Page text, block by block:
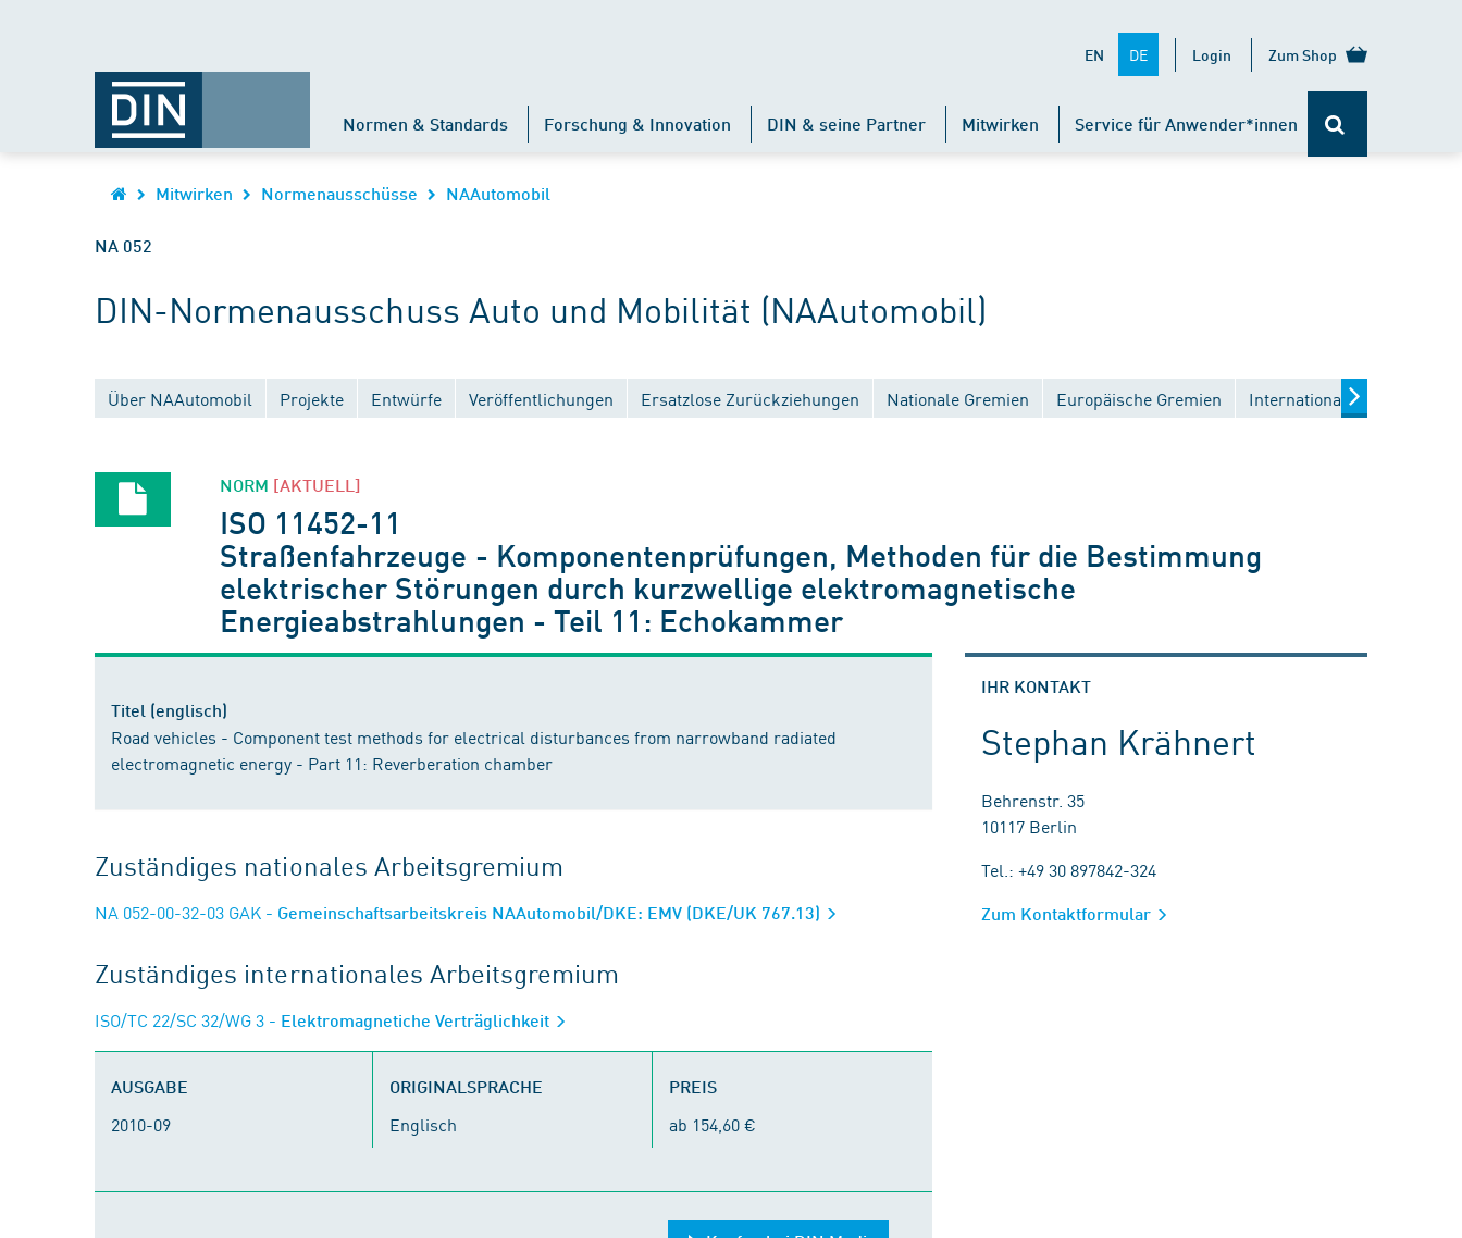
EN DE Login Zum Shop
Normen & Standards Forschung & Innovation DIN & seine Partner Mitwirken Service für Anwender*innen
Mitwirken Normenausschüsse NAAutomobil
NA 052
DIN-Normenausschuss Auto und Mobilität (NAAutomobil)
Über NAAutomobil Projekte Entwürfe Veröffentlichungen Ersatzlose Zurückziehungen Nationale Gremien Europäische Gremien Internationale Gremien
NORM [AKTUELL]
ISO 11452-11
Straßenfahrzeuge - Komponentenprüfungen, Methoden für die Bestimmung
elektrischer Störungen durch kurzwellige elektromagnetische
Energieabstrahlungen - Teil 11: Echokammer
Titel (englisch)
Road vehicles - Component test methods for electrical disturbances from narrowband radiated
electromagnetic energy - Part 11: Reverberation chamber
Zuständiges nationales Arbeitsgremium
NA 052-00-32-03 GAK - Gemeinschaftsarbeitskreis NAAutomobil/DKE: EMV (DKE/UK 767.13)
Zuständiges internationales Arbeitsgremium
ISO/TC 22/SC 32/WG 3 - Elektromagnetiche Verträglichkeit
AUSGABE
2010-09
ORIGINALSPRACHE
Englisch
PREIS
ab 154,60 €
IHR KONTAKT
Stephan Krähnert
Behrenstr. 35
10117 Berlin
Tel.: +49 30 897842-324
Zum Kontaktformular